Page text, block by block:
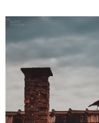
liczyć nawet na
zastąpienia pieca
ekologicznym.